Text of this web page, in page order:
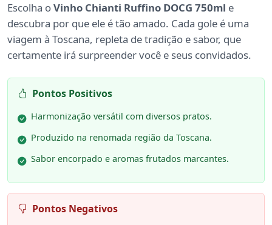
Escolha oVinho Chianti Ruffino DOCG 750ml e
descubra por que ele é tão amado. Cada gole é uma
viagem à Toscana, repleta de tradição e sabor, que
certamente irá surpreender você e seus convidados.
Pontos Positivos
Harmonização versátil com diversos pratos.
Produzido na renomada região da Toscana.
Sabor encorpado e aromas frutados marcantes.
Pontos Negativos